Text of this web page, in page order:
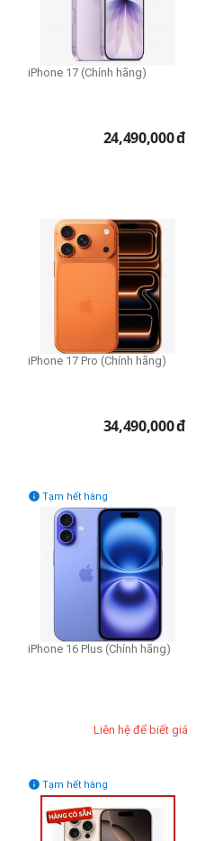
iPhone 17 (Chính hãng)
24,490,000đ
iPhone 17 Pro (Chính hãng)
34,490,000đ
Tạm hết hàng

iPhone 16 Plus (Chính hãng)
Liên hệ để biết giá
Tạm hết hàng
